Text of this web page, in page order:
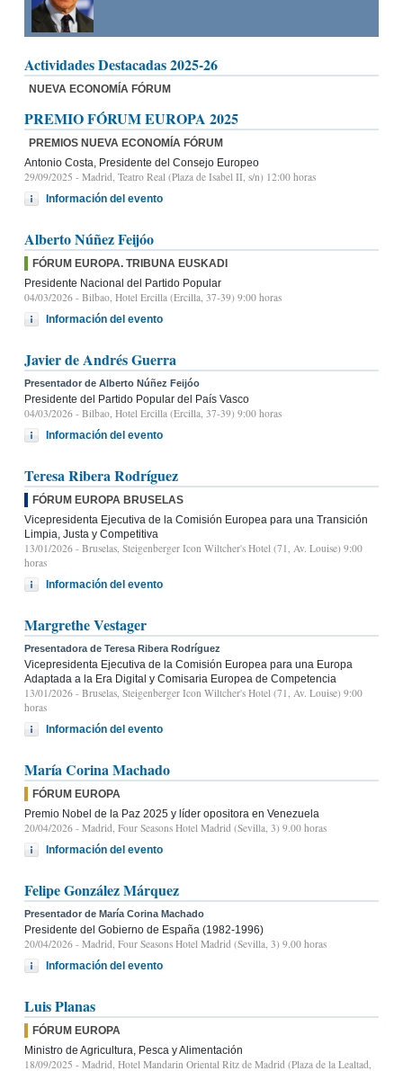
Actividades Destacadas 2025-26
NUEVA ECONOMÍA FÓRUM
PREMIO FÓRUM EUROPA 2025
PREMIOS NUEVA ECONOMÍA FÓRUM
Antonio Costa, Presidente del Consejo Europeo
29/09/2025 - Madrid, Teatro Real (Plaza de Isabel II, s/n) 12:00 horas
Información del evento
Alberto Núñez Feijóo
FÓRUM EUROPA. TRIBUNA EUSKADI
Presidente Nacional del Partido Popular
04/03/2026 - Bilbao, Hotel Ercilla (Ercilla, 37-39) 9:00 horas
Información del evento
Javier de Andrés Guerra
Presentador de Alberto Núñez Feijóo
Presidente del Partido Popular del País Vasco
04/03/2026 - Bilbao, Hotel Ercilla (Ercilla, 37-39) 9:00 horas
Información del evento
Teresa Ribera Rodríguez
FÓRUM EUROPA BRUSELAS
Vicepresidenta Ejecutiva de la Comisión Europea para una Transición
Limpia, Justa y Competitiva
13/01/2026 - Bruselas, Steigenberger Icon Wiltcher's Hotel (71, Av. Louise) 9:00
horas
Información del evento
Margrethe Vestager
Presentadora de Teresa Ribera Rodríguez
Vicepresidenta Ejecutiva de la Comisión Europea para una Europa
Adaptada a la Era Digital y Comisaria Europea de Competencia
13/01/2026 - Bruselas, Steigenberger Icon Wiltcher's Hotel (71, Av. Louise) 9:00
horas
Información del evento
María Corina Machado
FÓRUM EUROPA
Premio Nobel de la Paz 2025 y líder opositora en Venezuela
20/04/2026 - Madrid, Four Seasons Hotel Madrid (Sevilla, 3) 9.00 horas
Información del evento
Felipe González Márquez
Presentador de María Corina Machado
Presidente del Gobierno de España (1982-1996)
20/04/2026 - Madrid, Four Seasons Hotel Madrid (Sevilla, 3) 9.00 horas
Información del evento
Luis Planas
FÓRUM EUROPA
Ministro de Agricultura, Pesca y Alimentación
18/09/2025 - Madrid, Hotel Mandarin Oriental Ritz de Madrid (Plaza de la Lealtad,